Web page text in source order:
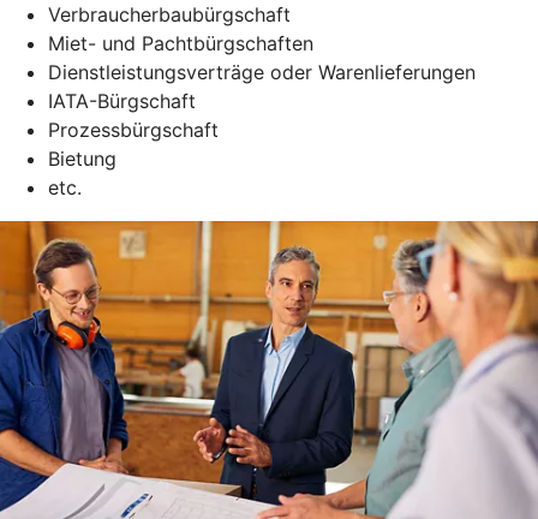
Verbraucherbaubürgschaft
Miet- und Pachtbürgschaften
Dienstleistungsverträge oder Warenlieferungen
IATA-Bürgschaft
Prozessbürgschaft
Bietung
etc.